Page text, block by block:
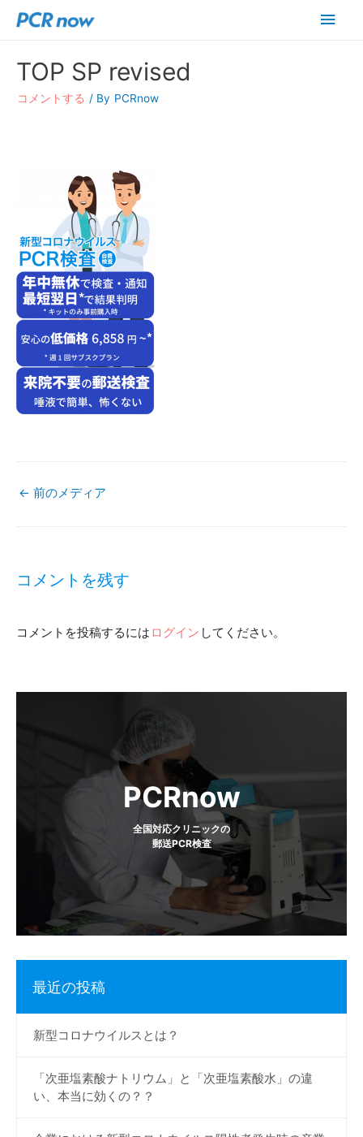
メ
TOP SP revised
コメントする / By PCRnow
稿
ビ
← 前のメディア
コメントを残す
コメントを投稿するには ログイン してください。
PCRnow
全国対応クリニックの
郵送PCR検査
最近の投稿
新型コロナウイルスとは？
「次亜塩素酸ナトリウム」と「次亜塩素酸水」の違
い、本当に効くの？？